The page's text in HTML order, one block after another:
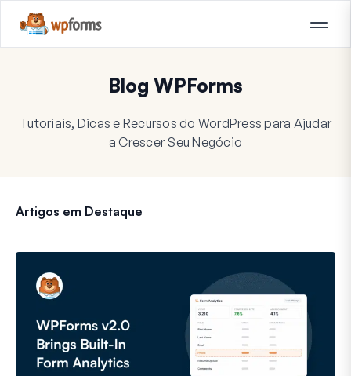
Blog WPForms
Tutoriais, Dicas e Recursos do WordPress para Ajudar
a Crescer Seu Negócio
Artigos em Destaque